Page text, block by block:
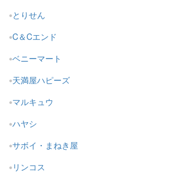
とりせん
C＆Cエンド
ベニーマート
天満屋ハピーズ
マルキュウ
ハヤシ
サボイ・まねき屋
リンコス